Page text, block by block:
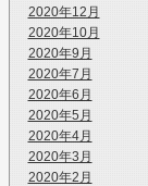
2020年12月
2020年10月
2020年9月
2020年7月
2020年6月
2020年5月
2020年4月
2020年3月
2020年2月